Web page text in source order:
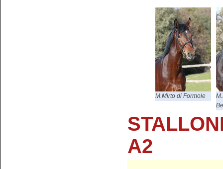
M.Mirto di Formole
A2